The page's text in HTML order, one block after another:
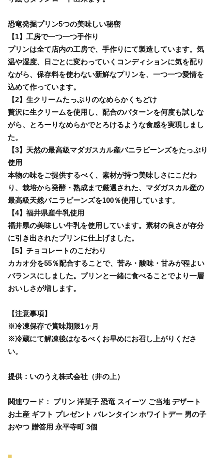
恐竜発掘プリン5つの美味しい秘密
【1】工房で一つ一つ手作り
プリンは全て店内の工房で、手作りにて製造しています。気
温や湿度、日ごとに変わっていくコンディションに気を配り
ながら、保存料を使わない新鮮なプリンを、一つ一つ愛情を
込めて作っています。
【2】生クリームたっぷりのなめらかくちどけ
贅沢に生クリームを使用し、配合のパターンを何度も試しな
がら、とろーりなめらかでとろけるような食感を実現しまし
た。
【3】天然の最高級マダガスカル産バニラビーンズをたっぷり
使用
本物の味をご提供するべく、素材が持つ美味しさにこだわ
り、栽培から発酵・熟成まで厳選された、マダガスカル産の
最高級天然バニラビーンズを100％使用しています。
【4】福井県産牛乳使用
福井県の美味しい牛乳を使用しています。素材の良さが存分
に引き出されたプリンに仕上げました。
【5】チョコレートのこだわり
カカオ分を55％配合することで、苦み・酸味・甘みが程よい
バランスにしました。プリンと一緒に食べることでより一層
おいしさが増します。
【注意事項】
※冷凍保存で賞味期限1ヶ月
※冷蔵にて解凍後はなるべくお早めにお召し上がりくださ
い。
提供：いのうえ株式会社（井の上）
関連ワード： プリン 洋菓子 恐竜 スイーツ ご当地 デザート
お土産 ギフト プレゼント バレンタイン ホワイトデー 男の子
おやつ 贈答用 永平寺町 3個